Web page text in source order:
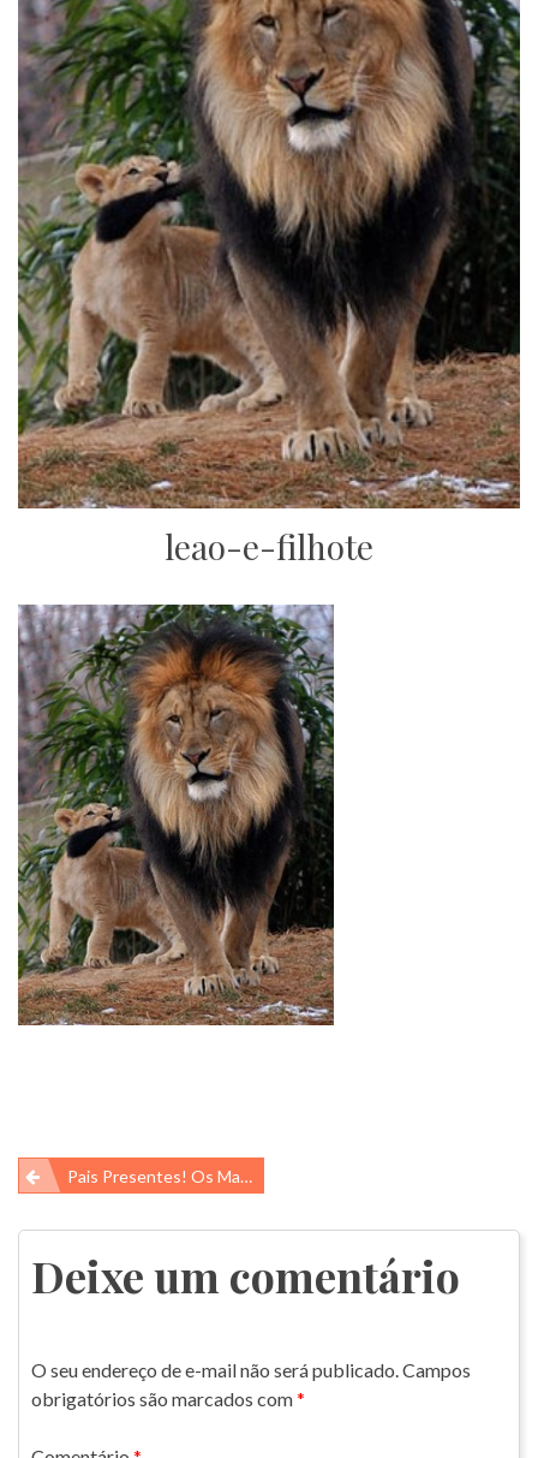
leao-e-filhote
Navegação
de
Post
Pais Presentes! Os Machos Que Atuam Na Criação Dos Filhotes
Deixe um comentário
O seu endereço de e-mail não será publicado.Campos
obrigatórios são marcados com*